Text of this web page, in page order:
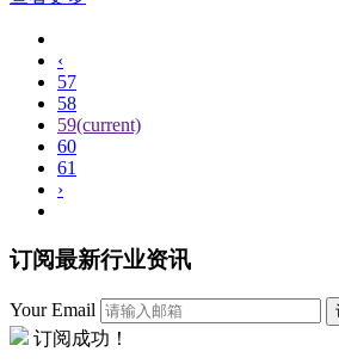
‹
57
58
59(current)
60
61
›
订阅最新行业资讯
Your Email
订阅成功！